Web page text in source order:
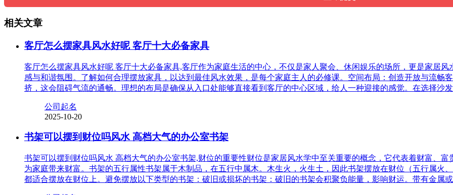
相关文章
客厅怎么摆家具风水好呢 客厅十大必备家具
客厅怎么摆家具风水好呢 客厅十大必备家具,客厅作为家庭生活的中心，不仅是家人聚会、休闲娱乐的场所，更是家居
感与和谐氛围。了解如何合理摆放家具，以达到最佳风水效果，是每个家庭主人的必修课。空间布局：创造开放与流畅
挤，这会阻碍气流的通畅。理想的布局是确保从入口处能够直接看到客厅的中心区域，给人一种迎接的感觉。在选择沙
公司起名
2025-10-20
书架可以摆到财位吗风水 高档大气的办公室书架
书架可以摆到财位吗风水 高档大气的办公室书架,财位的重要性财位是家居风水学中至关重要的概念，它代表着财富、
为家庭带来财富。书架的五行属性书架属于木制品，在五行中属木。木生火，火生土，因此书架摆放在财位（五行属火
都适合摆放在财位上。避免摆放以下类型的书架：破旧或损坏的书架：破旧的书架会积聚负能量，影响财运。带有金属